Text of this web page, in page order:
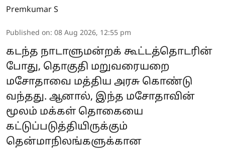
Premkumar S
Published on: 08 Aug 2026, 12:55 pm
கடந்த நாடாளுமன்றக் கூட்டத்தொடரின்
போது, தொகுதி மறுவரையறை
மசோதாவை மத்திய அரசு கொண்டு
வந்தது. ஆனால், இந்த மசோதாவின்
மூலம் மக்கள் தொகையை
கட்டுப்படுத்தியிருக்கும்
தென்மாநிலங்களுக்கான